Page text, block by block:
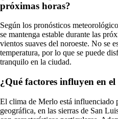
próximas horas?
Según los pronósticos
se mantenga estable durante las
vientos suaves del noroeste. No se
temperatura, por lo que se puede
tranquilo en la ciudad.
¿Qué factores influyen en
El clima de Merlo está influenciado
geográfica, en las sierras de San